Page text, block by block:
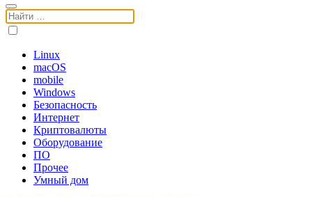
Поиск:
Linux
macOS
mobile
Windows
Безопасность
Интернет
Криптовалюты
Оборудование
ПО
Прочее
Умный дом